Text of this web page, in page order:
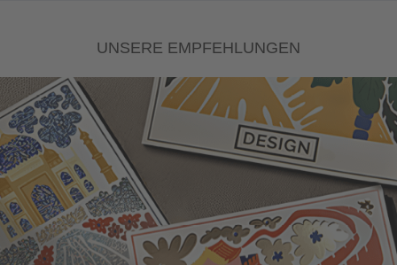
UNSERE EMPFEHLUNGEN